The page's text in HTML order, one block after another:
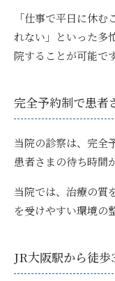
「仕事で平日に休
れない」といった多
院することが可能です
完全予約制で患者
当院の診察は、完全
患者さまの待ち時間
当院では、治療の質
を受けやすい環境の
JR大阪駅から徒